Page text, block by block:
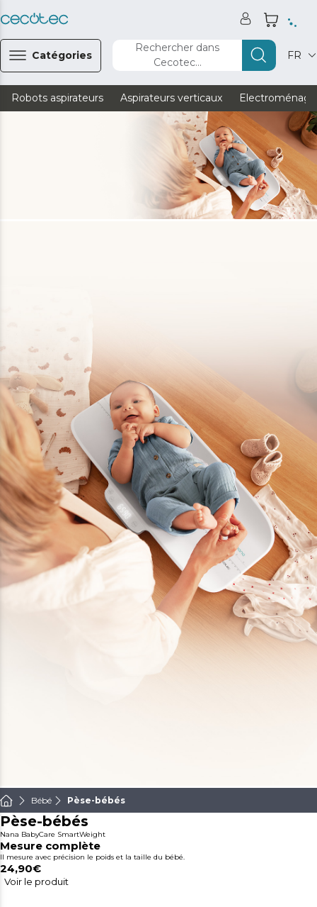
Catégories
Rechercher dans
Cecotec...
FR
Robots aspirateurs Aspirateurs verticaux
Bébé Pèse-bébés
Pèse-bébés
Nana BabyCare SmartWeight
Mesure complète
Il mesure avec précision le poids et la taille du bébé.
24,90€
Voir le produit